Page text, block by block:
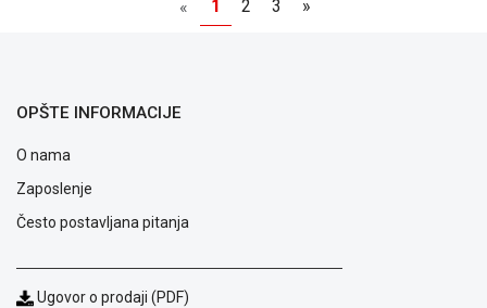
« 1 2 3 »
OPŠTE INFORMACIJE
O nama
Zaposlenje
Često postavljana pitanja
Ugovor o prodaji (PDF)